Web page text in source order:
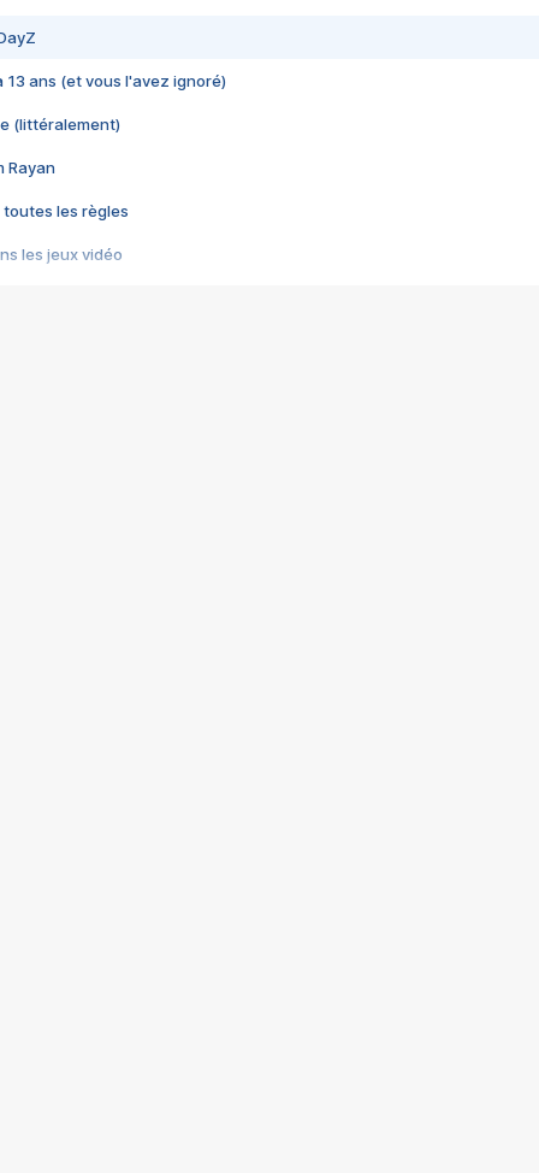
13 ans (et vous l'avez ignoré)
(littéralement)
Rayan
toutes les règles
les jeux vidéo